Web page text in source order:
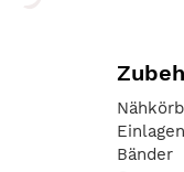
Einlagen
Bänder